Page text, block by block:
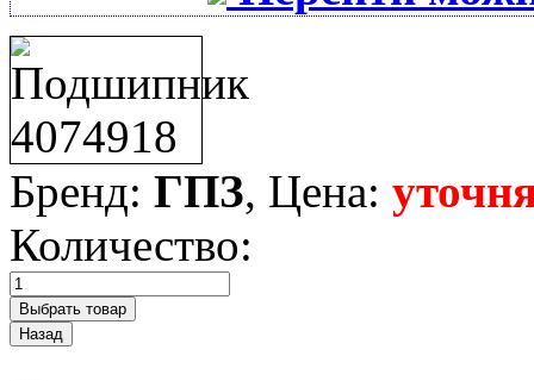
Бренд: ГПЗ, Цена:
Количество: